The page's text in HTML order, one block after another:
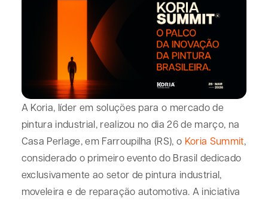
A Koria, líder em soluções para o mercado de
pintura industrial, realizou no dia 26 de março, na
Casa Perlage, em Farroupilha (RS), o Koria Summit,
considerado o primeiro evento do Brasil dedicado
exclusivamente ao setor de pintura industrial,
moveleira e de reparação automotiva. A iniciativa